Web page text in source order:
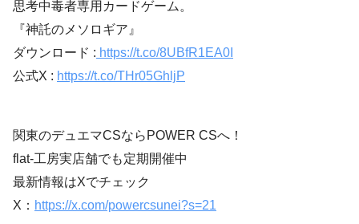
思考中毒者専用カードゲーム。
『神託のメソロギア』
ダウンロード : https://t.co/8UBfR1EA0I
公式X : https://t.co/THr05GhljP
関東のデュエマCSならPOWER CSへ！
flat-工房実店舗でも定期開催中
最新情報はXでチェック
X： https://x.com/powercsunei?s=21